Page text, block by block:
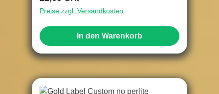
Preise zzgl. Versandkosten
In den Warenkorb